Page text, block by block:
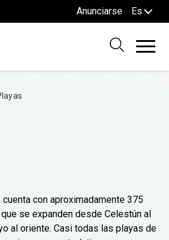
Anunciarse Es
cuenta con aproximadamente 375
se expanden desde Celestún al
al oriente. Casi todas las playas de